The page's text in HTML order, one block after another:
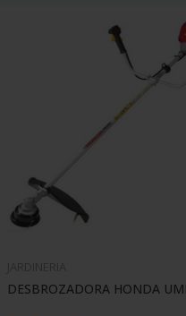
DESBROZADORA HONDA